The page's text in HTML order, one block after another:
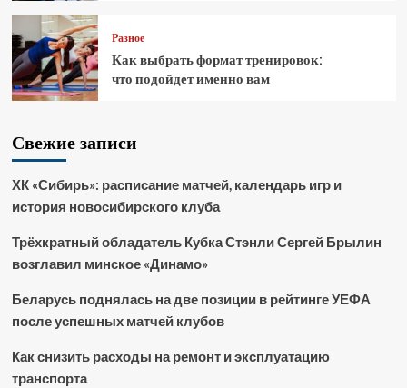
Разное
Как выбрать формат тренировок:
что подойдет именно вам
Свежие записи
ХК «Сибирь»: расписание матчей, календарь игр и
история новосибирского клуба
Трёхкратный обладатель Кубка Стэнли Сергей Брылин
возглавил минское «Динамо»
Беларусь поднялась на две позиции в рейтинге УЕФА
после успешных матчей клубов
Как снизить расходы на ремонт и эксплуатацию
транспорта